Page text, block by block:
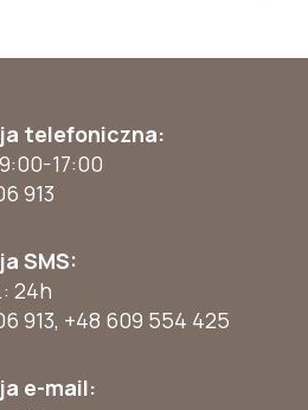
telefoniczna:
17:00
913
SMS:
24h
913, +48 609 554 425
e-mail: